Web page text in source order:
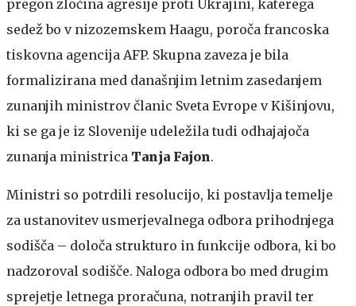
pregon zločina agresije proti Ukrajini, katerega
sedež bo v nizozemskem Haagu, poroča francoska
tiskovna agencija AFP. Skupna zaveza je bila
formalizirana med današnjim letnim zasedanjem
zunanjih ministrov članic Sveta Evrope v Kišinjovu,
ki se ga je iz Slovenije udeležila tudi odhajajoča
zunanja ministrica Tanja Fajon.
Ministri so potrdili resolucijo, ki postavlja temelje
za ustanovitev usmerjevalnega odbora prihodnjega
sodišča – določa strukturo in funkcije odbora, ki bo
nadzoroval sodišče. Naloga odbora bo med drugim
sprejetje letnega proračuna, notranjih pravil ter